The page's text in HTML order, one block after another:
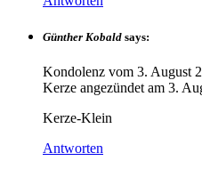
Günther Kobald says:
Kondolenz vom 3. August
Kerze angezündet am 3.
Kerze-Klein
Antworten